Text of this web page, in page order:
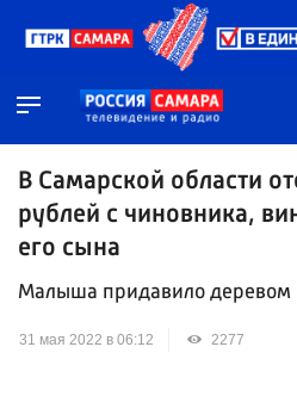
В Самарской области
рублей с чиновника,
его сына
Малыша придавило деревом
31 мая 2022 в 06:12 2277